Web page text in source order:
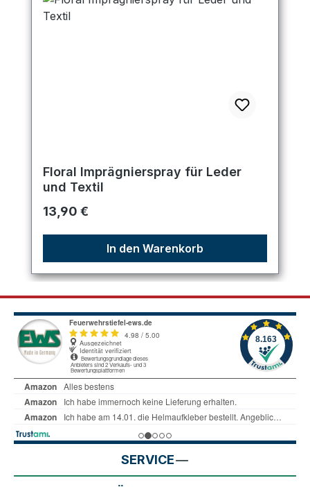
Floral Imprägnierspray für Leder
und Textil
Regulärer Preis:
13,90 €
In den Warenkorb
SERVICE